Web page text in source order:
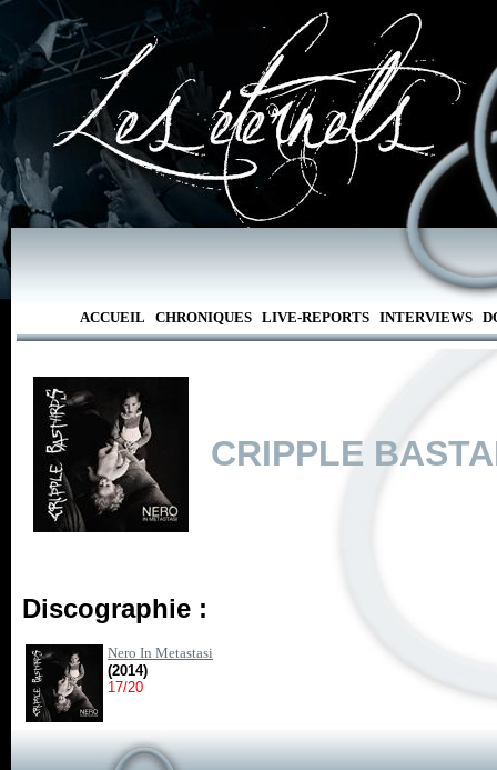
ACCUEIL CHRONIQUES LIVE-REPORTS INTERVIEWS
CRIPPLE
Discographie :
Nero In Metastasi
(2014)
17/20